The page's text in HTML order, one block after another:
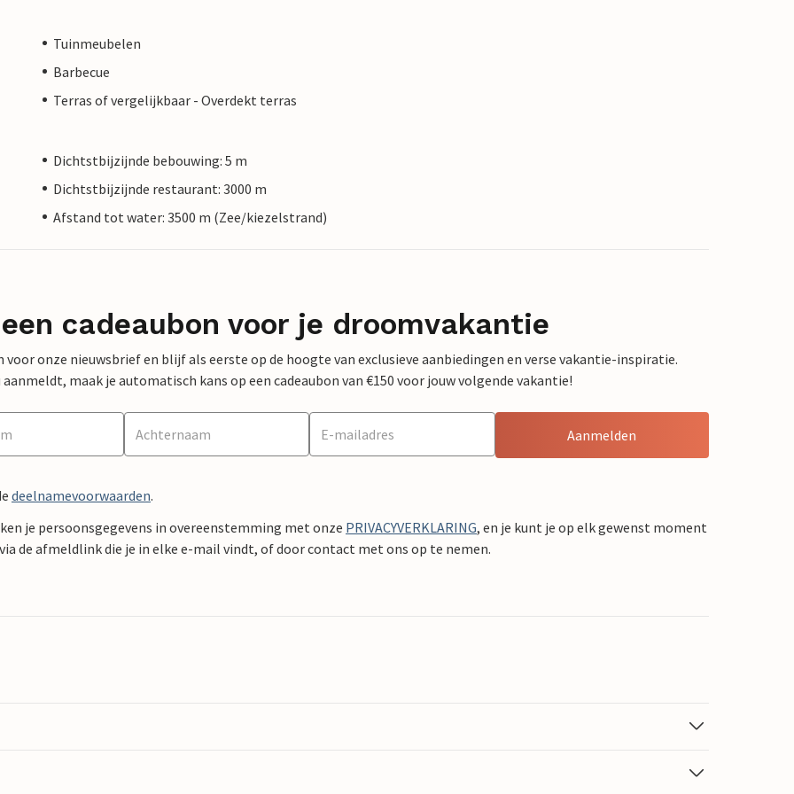
Tuinmeubelen
Barbecue
Terras of vergelijkbaar - Overdekt terras
Dichtstbijzijnde bebouwing: 5 m
Dichtstbijzijnde restaurant: 3000 m
Afstand tot water: 3500 m (Zee/kiezelstrand)
cadeaubon voor je droomvakantie
voor onze nieuwsbrief en blijf als eerste op de hoogte van exclusieve aanbiedingen en verse vakantie-inspiratie.
aanmeldt, maak je automatisch kans op een cadeaubon van €150 voor jouw volgende vakantie!
Aanmelden
deelnamevoorwaarden.
je persoonsgegevens in overeenstemming met onze PRIVACYVERKLARING, en je kunt je op elk gewenst moment
de afmeldlink die je in elke e-mail vindt, of door contact met ons op te nemen.